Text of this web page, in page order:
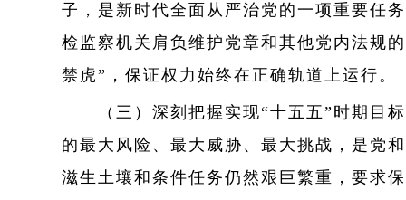
子，是新时代全面从严治党的一项重要任
检监察机关肩负维护党章和其他党内法规
禁虎”，保证权力始终在正确轨道上运行。
（三）深刻把握实现“十五五”时期目标
的最大风险、最大威胁、最大挑战，是党
滋生土壤和条件任务仍然艰巨繁重，要求